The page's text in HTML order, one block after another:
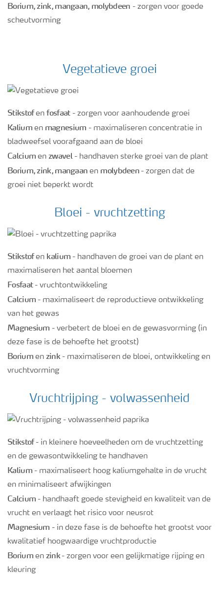
Borium, zink, mangaan, molybdeen - zorgen voor goede
scheutvorming
Vegetatieve groei
Stikstofenfosfaat- zorgen voor aanhoudende groei
Kaliumen magnesium - maximaliseren concentratie in
bladweefsel voorafgaand aan de bloei
Calcium enzwavel- handhaven sterke groei van de plant
Borium, zink, mangaan en molybdeen - zorgen dat de
groei niet beperkt wordt
Bloei - vruchtzetting
Stikstofen kalium - handhaven de groei van de plant en
maximaliseren het aantal bloemen
Fosfaat- vruchtontwikkeling
Calcium - maximaliseert de reproductieve ontwikkeling
van het gewas
Magnesium - verbetert de bloei en de gewasvorming (in
deze fase is de behoefte het grootst)
Boriumen zink- maximaliseren de bloei, ontwikkeling en
vruchtvorming
Vruchtrijping - volwassenheid
Stikstof- in kleinere hoeveelheden om de vruchtzetting
en de gewasontwikkeling te handhaven
Kalium- maximaliseert hoog kaliumgehalte in de vrucht
en minimaliseert afwijkingen
Calcium - handhaaft goede stevigheid en kwaliteit van de
vrucht en verlaagt het risico voor neusrot
Magnesium - in deze fase is de behoefte het grootst voor
kwalitatief hoogwaardige vruchtproductie
Boriumen zink- zorgen voor een gelijkmatige rijping en
kleuring